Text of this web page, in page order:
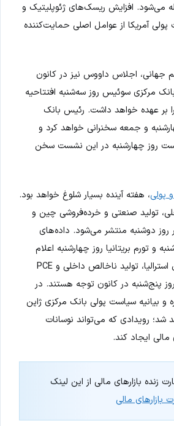
معامله می‌شود. افزایش ریسک‌های ژئوپلیتیک و
آمریکا از عوامل اصلی حمایت‌کننده
جهانی، اجلاس داووس نیز در کانون
مرکزی سوئیس روز سه‌شنبه افتتاحیه
بر عهده خواهد داشت. رئیس بانک
و جمعه سخنرانی خواهد کرد و
است روز چهارشنبه در این نشست سخن
پولی، هفته آینده بسیار شلوغ خواهد بود.
تولید صنعتی و خرده‌فروشی چین و
روز دوشنبه منتشر می‌شود. داده‌های
و تورم بریتانیا روز چهارشنبه اعلام
خواهد شد. آمار اشتغال استرالیا، تولید ناخالص داخلی و PCE
روز پنج‌شنبه در کانون توجه هستند. در
و بیانیه سیاست پولی بانک مرکزی ژاپن
رویدادی که می‌تواند نوسانات
مالی ایجاد کند.
زنده بازارهای مالی از این لینک
بازارهای مالی